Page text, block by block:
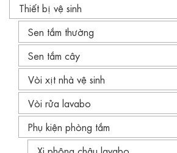
Thiết bị vệ sinh
Sen tắm thường
Sen tắm cây
Vòi xịt nhà vệ sinh
Vòi rửa lavabo
Phụ kiện phòng tắm